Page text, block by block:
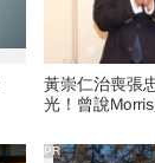
黃崇仁治喪張
光！曾說
PR